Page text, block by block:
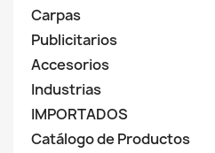
Carpas
Publicitarios
Accesorios
Industrias
IMPORTADOS
Catálogo de Productos